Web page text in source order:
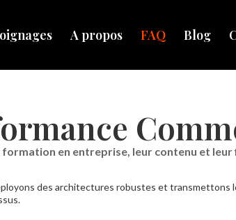
A propos FAQ Blog
en entreprise, leur contenu et leur
des architectures robustes et transmettons